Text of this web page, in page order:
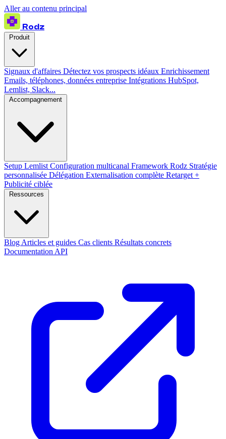
Aller au contenu principal
Rodz
Signaux d'affaires Détectez vos prospects idéaux Enrichissement
Emails, téléphones, données entreprise Intégrations HubSpot,
Lemlist, Slack...
Setup Lemlist Configuration multicanal Framework Rodz Stratégie
personnalisée Délégation Externalisation complète Retarget +
Publicité ciblée
Blog Articles et guides Cas clients Résultats concrets
Documentation API